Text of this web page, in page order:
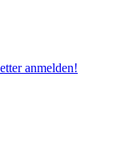
anmelden!